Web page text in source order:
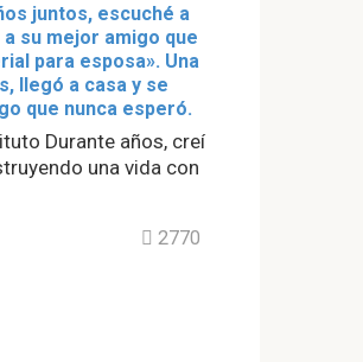
juntos, escuché a
su mejor amigo que
para esposa». Una
llegó a casa y se
que nunca esperó.
Durante años, creí
una vida con
2770